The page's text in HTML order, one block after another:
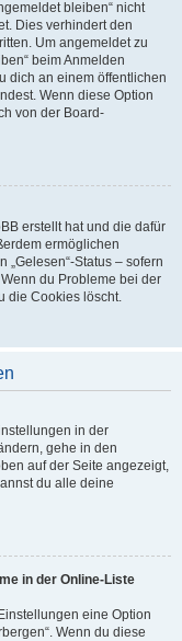
bleiben“ nicht
Dies verhindert den
Um angemeldet zu
beim Anmelden
dich an einem öffentlichen
Wenn diese Option
von der Board-
erstellt hat und die dafür
ermöglichen
Status – sofern
du Probleme bei der
die Cookies löscht.
in der
gehe in den
auf der Seite angezeigt,
du alle deine
in der Online-Liste
eine Option
Wenn du diese